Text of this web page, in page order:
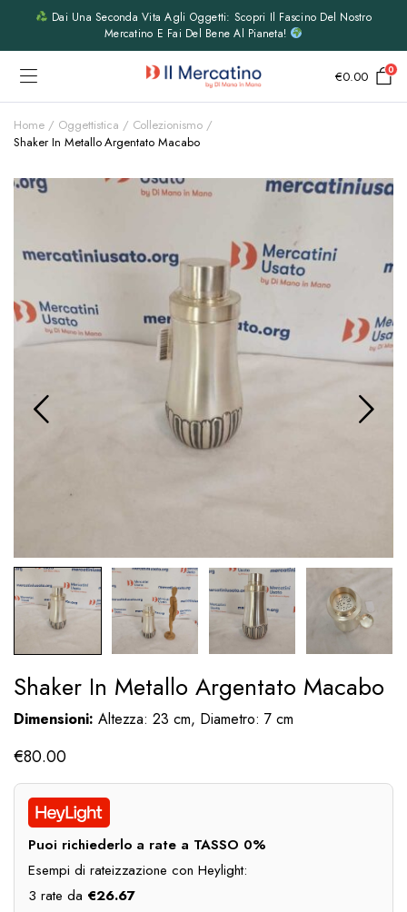
Dai Una Seconda Vita Agli Oggetti: Scopri Il Fascino Del Nostro
Mercatino E Fai Del Bene Al Pianeta!
€0.00 0
Home Oggettistica
Collezionismo
Shaker In Metallo Argentato Macabo
Shaker In Metallo Argentato Macabo
Dimensioni: Altezza: 23 cm, Diametro: 7 cm
€80.00
Puoi richiederlo a rate a TASSO 0%
Esempi di rateizzazione con Heylight:
3 rate da €26.67